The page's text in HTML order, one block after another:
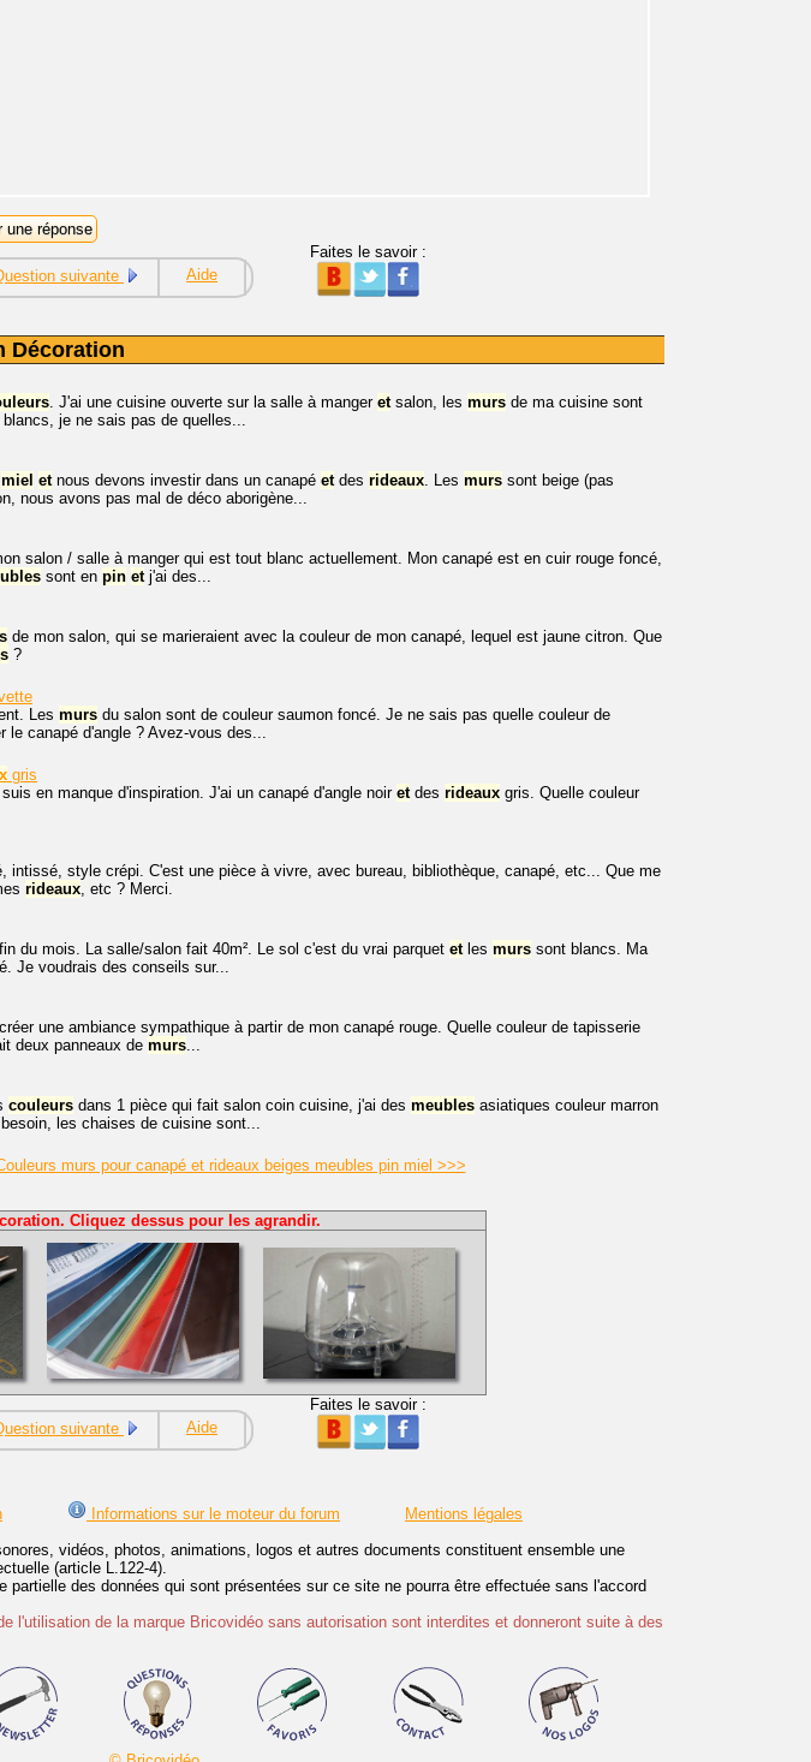
suivante Aide
Faites le savoir :
Décoration
. J'ai une cuisine ouverte sur la salle à manger etsalon, les murs de ma cuisine sont
je ne sais pas de quelles...
miel etnous devons investir dans un canapé etdes rideaux. Les murs sont beige (pas
nous avons pas mal de déco aborigène...
salon / salle à manger qui est tout blanc actuellement. Mon canapé est en cuir rouge foncé,
sont en pin etj'ai des...
de mon salon, qui se marieraient avec la couleur de mon canapé, lequel est jaune citron. Que
?
Les murs du salon sont de couleur saumon foncé. Je ne sais pas quelle couleur de
le canapé d'angle ? Avez-vous des...
gris
en manque d'inspiration. J'ai un canapé d'angle noiretdes rideaux gris. Quelle couleur
intissé, style crépi. C'est une pièce à vivre, avec bureau, bibliothèque, canapé, etc... Que me
rideaux, etc ? Merci.
du mois. La salle/salon fait 40m². Le sol c'est du vrai parquet etles murs sont blancs. Ma
Je voudrais des conseils sur...
une ambiance sympathique à partir de mon canapé rouge. Quelle couleur de tapisserie
deux panneaux de murs...
couleurs dans 1 pièce qui fait salon coin cuisine, j'ai des meubles asiatiques couleur marron
les chaises de cuisine sont...
murs pour canapé et rideaux beiges meubles pin miel >>>
Cliquez dessus pour les agrandir.
suivante Aide
Faites le savoir :
Informations sur le moteur du forum
Mentions légales
vidéos, photos, animations, logos et autres documents constituent ensemble une
(article L.122-4).
des données qui sont présentées sur ce site ne pourra être effectuée sans l'accord
l'utilisation de la marque Bricovidéo sans autorisation sont interdites et donneront suite à des